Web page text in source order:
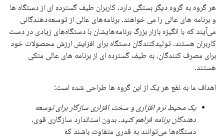
هر گروه به گروه دیگر بستگی دارد. کاربران طیف گسترده ای از دستگاه ها
و برنامه های عالی را می خواهند. برنامه‌های عالی از توسعه‌دهندگانی
می‌آیند که با انگیزه بازار بزرگ برنامه‌هایشان با دستگاه‌های زیادی در دست
کاربران هستند. تولیدکنندگان دستگاه برای افزایش ارزش محصولات خود
برای مصرف کنندگان، به طیف گسترده ای از برنامه های عالی متکی
هستند.
اهداف ما به نفع هر یک از این گروه ها طراحی شده است:
یک محیط نرم افزاری و سخت افزاری سازگار برای توسعه
دهندگان برنامه فراهم کنید. بدون استاندارد سازگاری قوی،
دستگاه‌ها می‌توانند به قدری متفاوت باشند که